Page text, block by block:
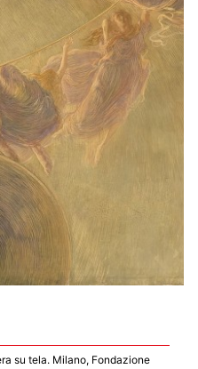
su tela. Milano, Fondazione